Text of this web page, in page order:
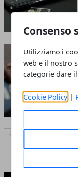
Consenso
Utilizziamo i
web e il nostro
categorie dare
Cookie Policy |
Articolo Precedente